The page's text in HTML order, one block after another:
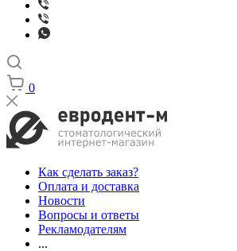
0
Как сделать заказ?
Оплата и доставка
Новости
Вопросы и ответы
Рекламодателям
...